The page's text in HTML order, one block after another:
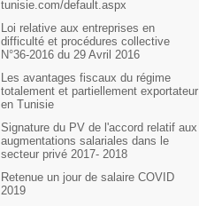
tunisie.com/default.aspx
Loi relative aux entreprises en
difficulté et procédures collective
N°36-2016 du 29 Avril 2016
Les avantages fiscaux du régime
totalement et partiellement exportateur
en Tunisie
Signature du PV de l'accord relatif aux
augmentations salariales dans le
secteur privé 2017- 2018
Retenue un jour de salaire COVID
2019